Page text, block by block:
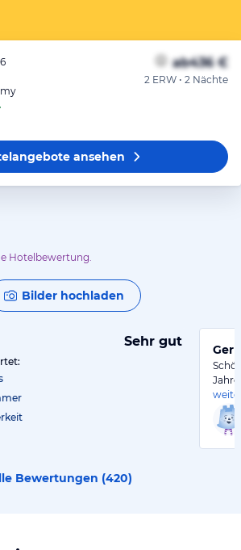
ab436 €
2 ERW • 2 Nächte
ansehen
Hotelbewertung.
Bilder hochladen
Sehr gut
Bewertungen (420)